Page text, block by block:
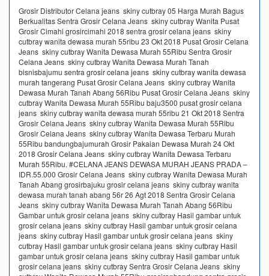
Grosir Distributor Celana jeans skiny cutbray 05 Harga Murah Bagus
Berkualitas Sentra Grosir Celana Jeans skiny cutbray Wanita Pusat
Grosir Cimahi grosircimahi 2018 sentra grosir celana jeans skiny
cutbray wanita dewasa murah 55ribu 23 Okt 2018 Pusat Grosir Celana
Jeans skiny cutbray Wanita Dewasa Murah 55Ribu Sentra Grosir
Celana Jeans skiny cutbray Wanita Dewasa Murah Tanah
bisnisbajumu sentra grosir celana jeans skiny cutbray wanita dewasa
murah tangerang Pusat Grosir Celana Jeans skiny cutbray Wanita
Dewasa Murah Tanah Abang 56Ribu Pusat Grosir Celana Jeans skiny
cutbray Wanita Dewasa Murah 55Ribu baju3500 pusat grosir celana
jeans skiny cutbray wanita dewasa murah 55ribu 21 Okt 2018 Sentra
Grosir Celana Jeans skiny cutbray Wanita Dewasa Murah 55Ribu
Grosir Celana Jeans skiny cutbray Wanita Dewasa Terbaru Murah
55Ribu bandungbajumurah Grosir Pakaian Dewasa Murah 24 Okt
2018 Grosir Celana Jeans skiny cutbray Wanita Dewasa Terbaru
Murah 55Ribu. #CELANA JEANS DEWASA MURAH JEANS PRADA –
IDR.55.000 Grosir Celana Jeans skiny cutbray Wanita Dewasa Murah
Tanah Abang grosirbajuku grosir celana jeans skiny cutbray wanita
dewasa murah tanah abang 56r 26 Agt 2018 Sentra Grosir Celana
Jeans skiny cutbray Wanita Dewasa Murah Tanah Abang 56Ribu
Gambar untuk grosir celana jeans skiny cutbray Hasil gambar untuk
grosir celana jeans skiny cutbray Hasil gambar untuk grosir celana
jeans skiny cutbray Hasil gambar untuk grosir celana jeans skiny
cutbray Hasil gambar untuk grosir celana jeans skiny cutbray Hasil
gambar untuk grosir celana jeans skiny cutbray Hasil gambar untuk
grosir celana jeans skiny cutbray Sentra Grosir Celana Jeans skiny